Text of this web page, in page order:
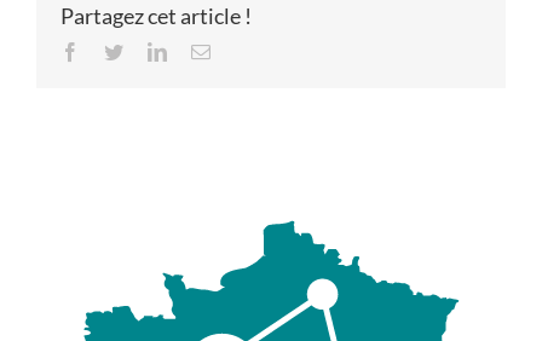
Partagez cet article !
Facebook
TwitterLinkedInEmail